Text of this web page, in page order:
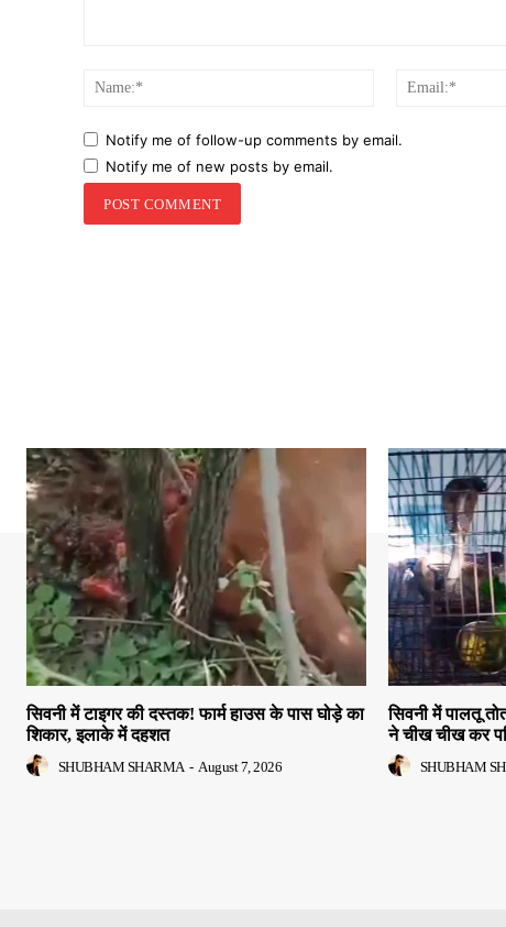
Name:*
Notify me of follow-up comments by email.
Notify me of new posts by email.
सिवनी में टाइगर की दस्तक! फार्म हाउस के पास घोड़े का
शिकार, इलाके में दहशत
SHUBHAM SHARMA - August 7, 2026
सिवनी में पालतू
ने चीख चीख कर
SHUBHAM